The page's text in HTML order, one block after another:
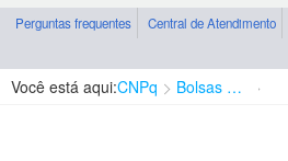
Perguntas frequentes Central de Atendimento
Você está aqui:CNPq Bolsas e Auxílios Vigentes